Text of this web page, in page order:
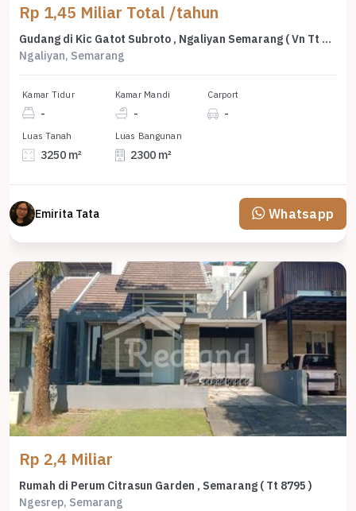
Rp 1,45 Miliar Total /tahun
Gudang di Kic Gatot Subroto , Ngaliyan Semarang ( Vn Tt 8845 )
Ngaliyan, Semarang
Kamar Tidur
-
Kamar Mandi
-
Carport
-
Luas Tanah
3250 m²
Luas Bangunan
2300 m²
Emirita Tata Whatsapp
Rp 2,4 Miliar
Rumah di Perum Citrasun Garden , Semarang ( Tt 8795 )
Ngesrep, Semarang